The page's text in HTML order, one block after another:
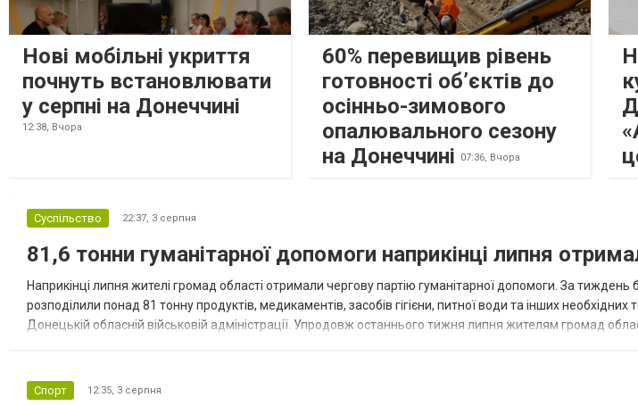
Нові мобільні укриття
почнуть встановлювати
у серпні на Донеччині
12:38, Вчора
60% перевищив рівень
готовності об’єктів до
осінньо-зимового
опалювального сезону
на Донеччині
07:36, Вчора
Суспільство 22:37, 3 серпня
81,6 тонни гуманітарної допомоги наприкінці липня
Наприкінці липня жителі громад області отримали чергову партію гуманітарної допомоги. За тиждень
розподілили понад 81 тонну продуктів, медикаментів, засобів гігієни, питної води та інших
Донецькій обласній військовій адміністрації. Упродовж останнього тижня липня жителям громад
Спорт 12:35, 3 серпня